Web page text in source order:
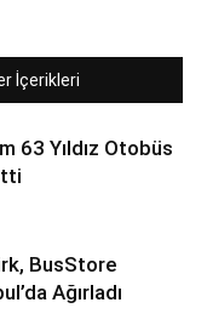
İçerikleri
63 Yıldız Otobüs
BusStore
Ağırladı